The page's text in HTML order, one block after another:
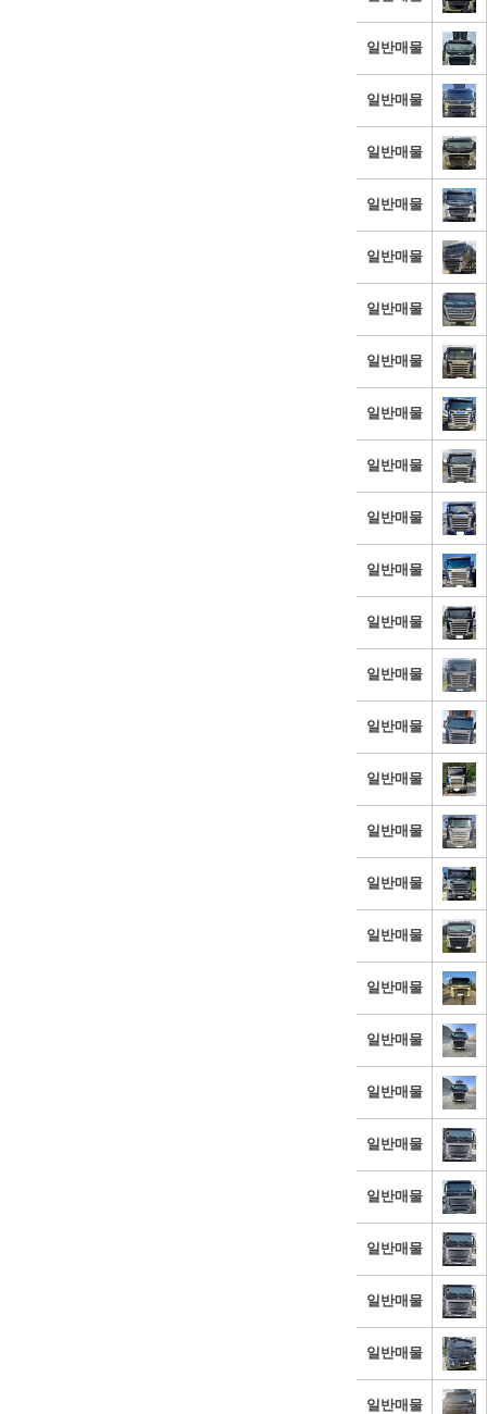
일반매물
일반매물
일반매물
일반매물
일반매물
일반매물
일반매물
일반매물
일반매물
일반매물
일반매물
일반매물
일반매물
일반매물
일반매물
일반매물
일반매물
일반매물
일반매물
일반매물
일반매물
일반매물
일반매물
일반매물
일반매물
일반매물
일반매물